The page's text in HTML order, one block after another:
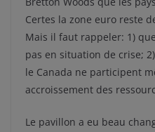
Certes la zone euro reste
Mais il faut rappeler: 1)
pas en situation de crise;
le Canada ne participent
accroissement des
Le pavillon a eu beau